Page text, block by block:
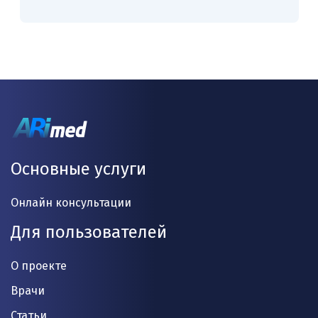
Основные услуги
Онлайн консультации
Для пользователей
О проекте
Врачи